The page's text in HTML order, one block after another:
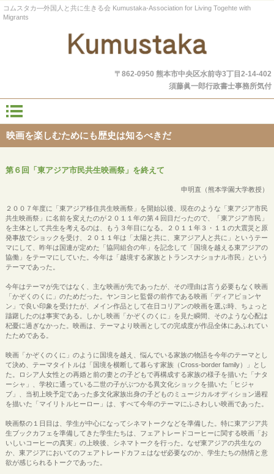
コムスタカ―外国人と共に生きる会 Kumustaka-Association for Living Togehte with
Migrants
〒862-0950 熊本市中央区水前寺3丁目2-14-402
須藤眞一郎行政書士事務所気付
映画を楽しむためにも歴史は知るべきだ
第６回「東アジア市民共生映画祭」を終えて
申明直（熊本学園大学教授）
２００７年度に「東アジア移住共生映画祭」を開始以後、現在のような「東アジア市民
共生映画祭」に名前を変えたのが２０１１年の第４回目だったので、「東アジア市民」
を主体として共生を考えるのは、もう３年目になる。２０１１年３・１１の大震災と原
発事故でショックを受け、２０１１年は「太陽と共に、東アジア人と共に」というテー
マにして、昨年は国連が定めた「協同組合の年」を記念して「国境を越える東アジアの
協働」をテーマにしていた。今年は「越境する家族とトランスナショナル市民」という
テーマであった。
今年はテーマが先ではなく、主な映画が先であったが、その理由は言う必要もなく映画
「かぞくのくに」のためだった。ヤンヨンヒ監督の前作である映画「ディアピョンヤ
ン」で良い印象を受けたが、メイン作品として在日コリアンの映画を選ぶ時、ちょっと
躊躇したのは事実である。しかし映画「かぞくのくに」を見た瞬間、そのような心配は
杞憂に過ぎなかった。映画は、テーマより映画としての完成度が作品全体にあふれてい
たためである。
映画「かぞくのくに」のように国境を越え、悩んでいる家族の物語を今年のテーマとし
て決め、テーマタイトルは「国境を横断して暮らす家族（Cross-border family）」とし
た。ロシア人女性との再婚と前の妻との子どもで再構成する家族の様子を描いた「ナタ
ーシャ」、学校に通っている二世の子がぶつかる異文化ショックを描いた「ヒジャ
ブ」、当初上映予定であった多文化家族出身の子どものミュージカルオディション過程
を描いた「マイリトルヒーロー」は、すべて今年のテーマにふさわしい映画であった。
映画祭の１日目は、学生が中心になってシネマトークなどを準備した。特に東アジア共
生ブックカフェを準備してきた学生たちは、フェアトレードコーヒーに関する映画「お
いしいコーヒーの真実」の上映後、シネマトークを行った。なぜ東アジアの共生なの
か、東アジアにおいてのフェアトレードカフェはなぜ必要なのか、学生たちの熱情と意
欲が感じられるトークであった。